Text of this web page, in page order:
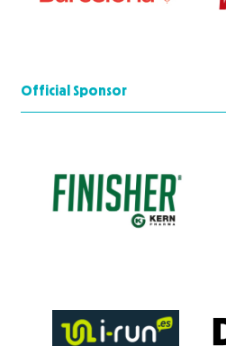
Official Sponsor